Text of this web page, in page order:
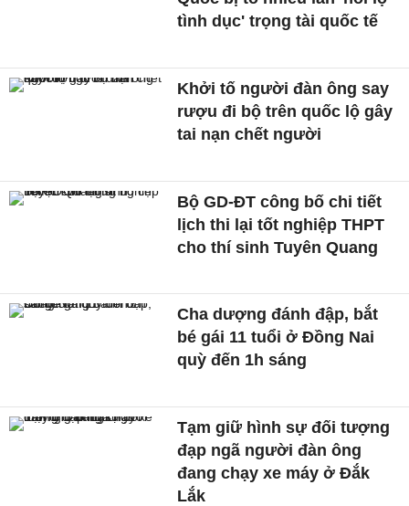
tình dục' trọng tài quốc tế
Khởi tố người đàn ông say
rượu đi bộ trên quốc lộ gây
tai nạn chết người
Bộ GD-ĐT công bố chi tiết
lịch thi lại tốt nghiệp THPT
cho thí sinh Tuyên Quang
Cha dượng đánh đập, bắt
bé gái 11 tuổi ở Đồng Nai
quỳ đến 1h sáng
Tạm giữ hình sự đối tượng
đạp ngã người đàn ông
đang chạy xe máy ở Đắk
Lắk